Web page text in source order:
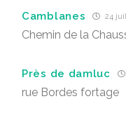
Camblanes 24
Chemin de la
Près de damluc
rue Bordes fortage